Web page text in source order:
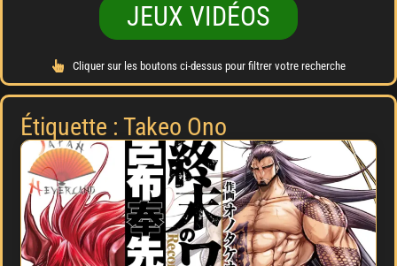
JEUX VIDÉOS
Cliquer sur les boutons ci-dessus pour filtrer votre recherche
Étiquette : Takeo Ono